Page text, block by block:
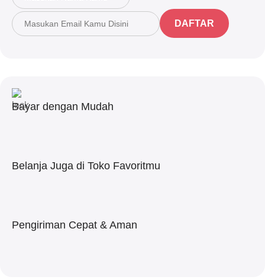
DAFTAR
Bayar dengan Mudah
Belanja Juga di Toko Favoritmu
Pengiriman Cepat & Aman